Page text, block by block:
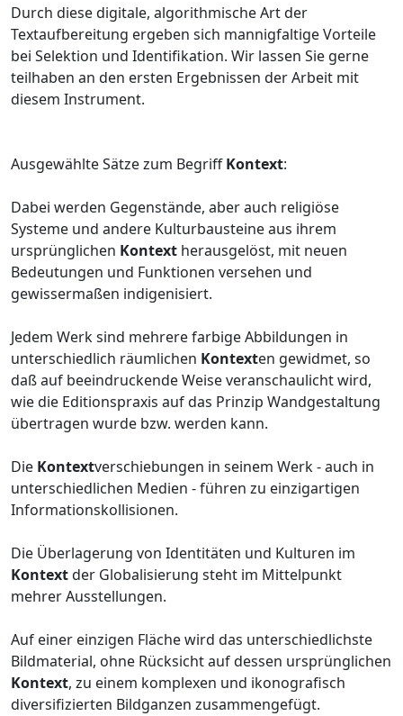
Durch diese digitale, algorithmische Art der
Textaufbereitung ergeben sich mannigfaltige Vorteile
bei Selektion und Identifikation. Wir lassen Sie gerne
teilhaben an den ersten Ergebnissen der Arbeit mit
diesem Instrument.
Ausgewählte Sätze zum BegriffKontext:
Dabei werden Gegenstände, aber auch religiöse
Systeme und andere Kulturbausteine aus ihrem
ursprünglichen Kontext herausgelöst, mit neuen
Bedeutungen und Funktionen versehen und
gewissermaßen indigenisiert.
Jedem Werk sind mehrere farbige Abbildungen in
unterschiedlich räumlichen Kontexten gewidmet, so
daß auf beeindruckende Weise veranschaulicht wird,
wie die Editionspraxis auf das Prinzip Wandgestaltung
übertragen wurde bzw. werden kann.
Die Kontextverschiebungen in seinem Werk - auch in
unterschiedlichen Medien - führen zu einzigartigen
Informationskollisionen.
Die Überlagerung von Identitäten und Kulturen im
Kontextder Globalisierung steht im Mittelpunkt
mehrer Ausstellungen.
Auf einer einzigen Fläche wird das unterschiedlichste
Bildmaterial, ohne Rücksicht auf dessen ursprünglichen
Kontext, zu einem komplexen und ikonografisch
diversifizierten Bildganzen zusammengefügt.